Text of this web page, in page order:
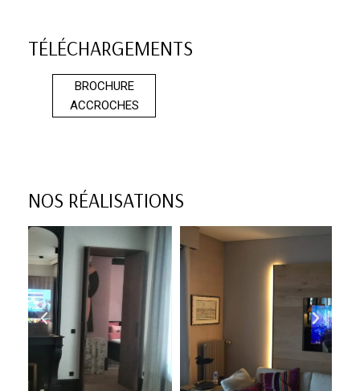
TÉLÉCHARGEMENTS
BROCHURE
ACCROCHES
NOS RÉALISATIONS